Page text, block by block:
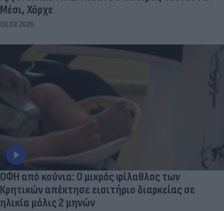
Μέσι, Χόρχε
08.08.2026
ΟΦΗ από κούνια: Ο μικρός φίλαθλος των
Κρητικών απέκτησε εισιτήριο διαρκείας σε
ηλικία μόλις 2 μηνών